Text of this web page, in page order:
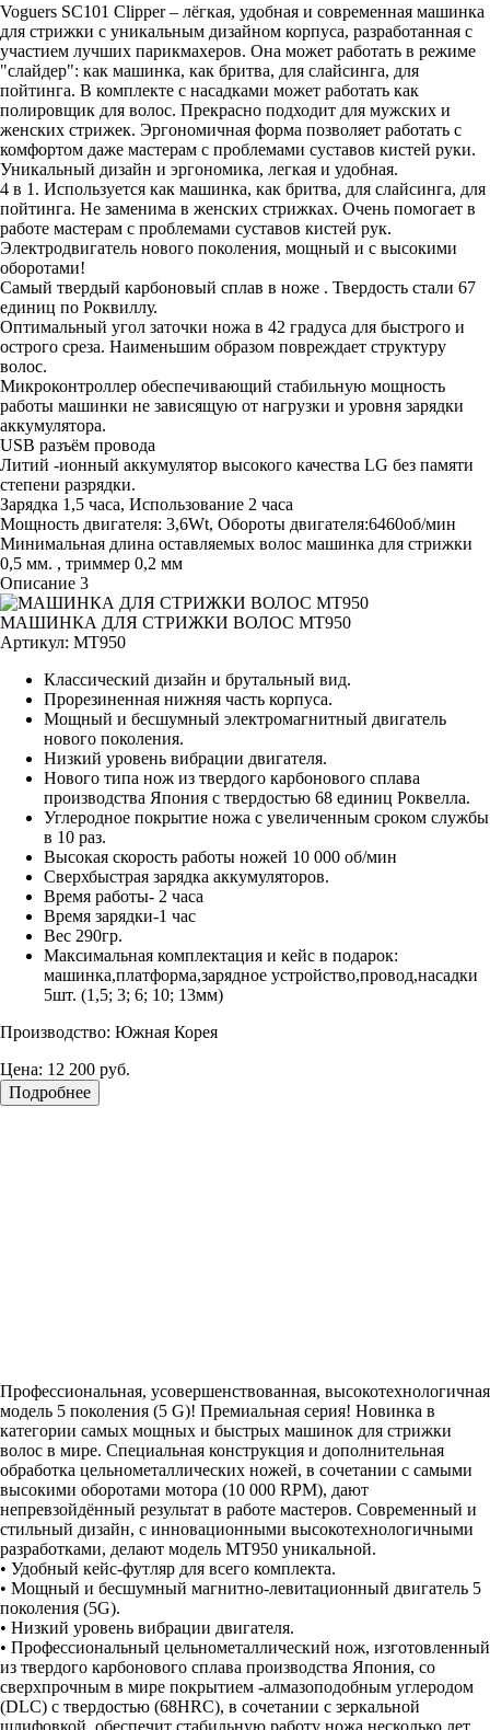
Voguers SC101 Clipper – лёгкая, удобная и современная машинка
для стрижки с уникальным дизайном корпуса, разработанная с
участием лучших парикмахеров. Она может работать в режиме
"слайдер": как машинка, как бритва, для слайсинга, для
пойтинга. В комплекте с насадками может работать как
полировщик для волос. Прекрасно подходит для мужских и
женских стрижек. Эргономичная форма позволяет работать с
комфортом даже мастерам с проблемами суставов кистей руки.
Уникальный дизайн и эргономика, легкая и удобная.
4 в 1. Используется как машинка, как бритва, для слайсинга, для
пойтинга. Не заменима в женских стрижках. Очень помогает в
работе мастерам с проблемами суставов кистей рук.
Электродвигатель нового поколения, мощный и с высокими
оборотами!
Самый твердый карбоновый сплав в ноже . Твердость стали 67
единиц по Роквиллу.
Оптимальный угол заточки ножа в 42 градуса для быстрого и
острого среза. Наименьшим образом повреждает структуру
волос.
Микроконтроллер обеспечивающий стабильную мощность
работы машинки не зависящую от нагрузки и уровня зарядки
аккумулятора.
USB разъём провода
Литий -ионный аккумулятор высокого качества LG без памяти
степени разрядки.
Зарядка 1,5 часа, Использование 2 часа
Мощность двигателя: 3,6Wt, Обороты двигателя:6460об/мин
Минимальная длина оставляемых волос машинка для стрижки
0,5 мм. , триммер 0,2 мм
Описание 3
МАШИНКА ДЛЯ СТРИЖКИ ВОЛОС MT950
Артикул: MT950
Классический дизайн и брутальный вид.
Прорезиненная нижняя часть корпуса.
Мощный и бесшумный электромагнитный двигатель
нового поколения.
Низкий уровень вибрации двигателя.
Нового типа нож из твердого карбонового сплава
производства Япония с твердостью 68 единиц Роквелла.
Углеродное покрытие ножа с увеличенным сроком службы
в 10 раз.
Высокая скорость работы ножей 10 000 об/мин
Сверхбыстрая зарядка аккумуляторов.
Время работы- 2 часа
Время зарядки-1 час
Вес 290гр.
Максимальная комплектация и кейс в подарок:
машинка,платформа,зарядное устройство,провод,насадки
5шт. (1,5; 3; 6; 10; 13мм)
Производство: Южная Корея
Цена: 12 200 руб.
Подробнее
Профессиональная, усовершенствованная, высокотехнологичная
модель 5 поколения (5 G)! Премиальная серия! Новинка в
категории самых мощных и быстрых машинок для стрижки
волос в мире. Специальная конструкция и дополнительная
обработка цельнометаллических ножей, в сочетании с самыми
высокими оборотами мотора (10 000 RPM), дают
непревзойдённый результат в работе мастеров. Современный и
стильный дизайн, с инновационными высокотехнологичными
разработками, делают модель МТ950 уникальной.
• Удобный кейс-футляр для всего комплекта.
• Мощный и бесшумный магнитно-левитационный двигатель 5
поколения (5G).
• Низкий уровень вибрации двигателя.
• Профессиональный цельнометаллический нож, изготовленный
из твердого карбонового сплава производства Япония, со
сверхпрочным в мире покрытием -алмазоподобным углеродом
(DLC) с твердостью (68HRC), в сочетании с зеркальной
шлифовкой, обеспечит стабильную работу ножа несколько лет